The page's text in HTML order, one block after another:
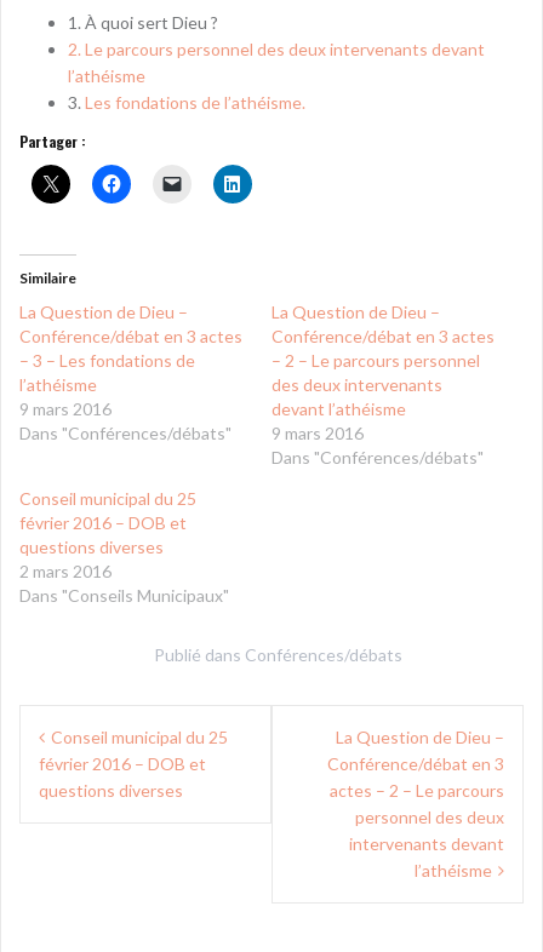
1. À quoi sert Dieu ?
2. Le parcours personnel des deux intervenants devant
l’athéisme
3. Les fondations de l’athéisme.
Partager :
Similaire
La Question de Dieu –
Conférence/débat en 3 actes
– 3 – Les fondations de
l’athéisme
9 mars 2016
Dans "Conférences/débats"
La Question de Dieu –
Conférence/débat en 3 actes
– 2 – Le parcours personnel
des deux intervenants
devant l’athéisme
9 mars 2016
Dans "Conférences/débats"
Conseil municipal du 25
février 2016 – DOB et
questions diverses
2 mars 2016
Dans "Conseils Municipaux"
Publié dans Conférences/débats
Navigation
de
l’article
Conseil municipal du 25
février 2016 – DOB et
questions diverses
La Question de Dieu –
Conférence/débat en 3
actes – 2 – Le parcours
personnel des deux
intervenants devant
l’athéisme